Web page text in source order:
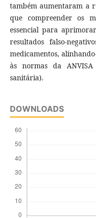
também aumentaram a
que compreender os
essencial para
resultados falso-
medicamentos,
às normas da
sanitária).
DOWNLOADS